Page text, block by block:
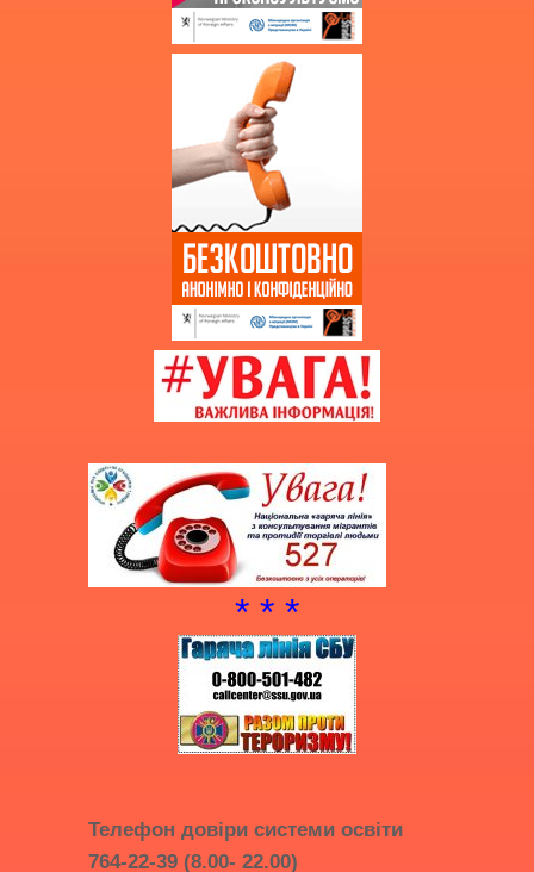
Благодійна допомога
Додаткова інформація
Витяг з протоколу про випуск
учнів (вихованців)
НМТ 2025
* * *
Телефон довіри системи освіти
764-22-39 (8.00- 22.00)